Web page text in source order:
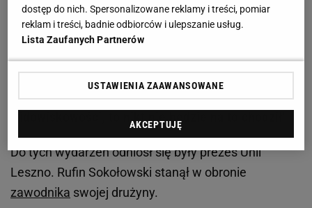
Zobacz wideoIle może zarobić topowy żużlowiec?
Rufin Sokołowski staje w obronie Piotra
Pawlickiego, jednocześnie krytykując działania
centrali. "Jeśli pozbawi się wszelkich atrybutów
widowiskowości, to nikt nie będzie na to chodził"
Do tych wydarzeń odniósł się były prezes Unii
Leszno. Rufin Sokołowski stanął w obronie
zawodnika swojej drużyny.
dostęp do nich. Spersonalizowane reklamy i treści, pomiar
reklam i treści, badnie odbiorców i ulepszanie usług.
Lista Zaufanych Partnerów
USTAWIENIA ZAAWANSOWANE
AKCEPTUJĘ